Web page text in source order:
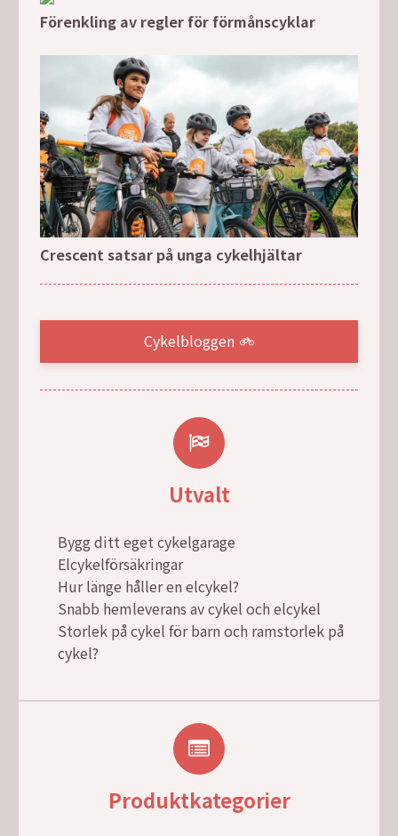
Förenkling av regler för förmånscyklar
Crescent satsar på unga cykelhjältar
Cykelbloggen
Utvalt
Bygg ditt eget cykelgarage
Elcykelförsäkringar
Hur länge håller en elcykel?
Snabb hemleverans av cykel och elcykel
Storlek på cykel för barn och ramstorlek på
cykel?
Produktkategorier